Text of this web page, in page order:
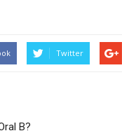
Twitter
B?